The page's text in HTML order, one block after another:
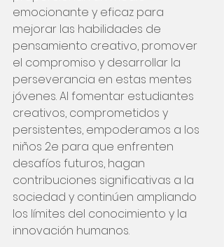
emocionante y eficaz para
mejorar las habilidades de
pensamiento creativo, promover
el compromiso y desarrollar la
perseverancia en estas mentes
jóvenes. Al fomentar estudiantes
creativos, comprometidos y
persistentes, empoderamos a los
niños 2e para que enfrenten
desafíos futuros, hagan
contribuciones significativas a la
sociedad y continúen ampliando
los límites del conocimiento y la
innovación humanos.